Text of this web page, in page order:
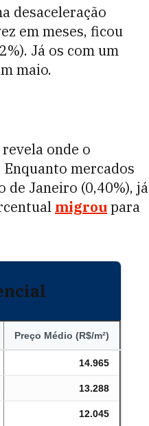
desaceleração
em meses, ficou
Já os com um
maio.
onde o
mercados
de Janeiro (0,40%), já
migroupara
Preço Médio (R$/m²)
14.965
13.288
12.045